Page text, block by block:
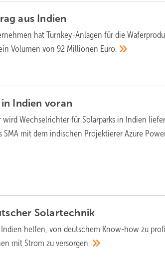
aus Indien
hat Turnkey-Anlagen für die
Volumen von 92 Millionen Euro.
Indien voran
wird Wechselrichter für Solarparks in Indien
SMA mit dem indischen Projektierer Azure
Solartechnik
helfen, von deutschem Know-how zu
mit Strom zuversorgen.